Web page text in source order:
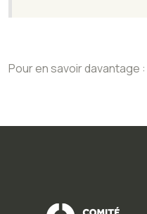
Pour en savoir davantage :